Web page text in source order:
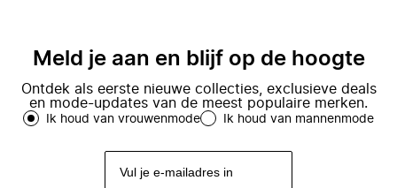
Meld je aan en blijf op de hoogte
Ontdek als eerste nieuwe collecties, exclusieve deals
en mode-updates van de meest populaire merken.
Ik houd van vrouwenmode Ik houd van mannenmode